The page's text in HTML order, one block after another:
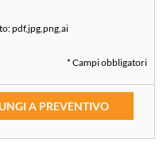
pdf,jpg,png,ai
* Campi obbligatori
A PREVENTIVO